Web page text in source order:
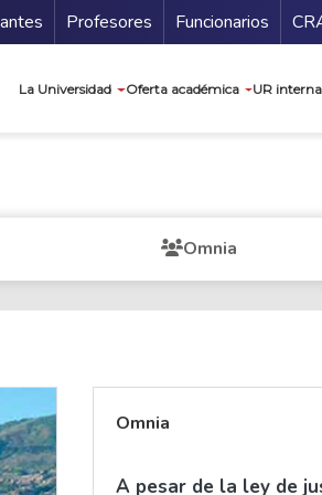
Profesores Funcionarios
La Universidad Oferta académica UR
Omnia
Omnia
A pesar de la ley de